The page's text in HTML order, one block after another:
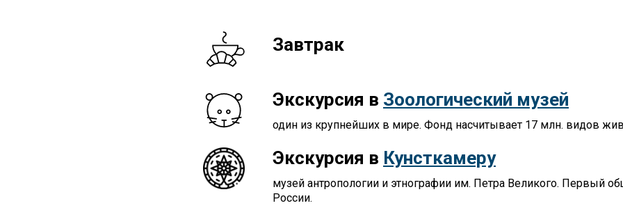
Завтрак
Экскурсия в Зоологический музей
один из крупнейших в мире. Фонд насчитывает 17 млн. видов
Экскурсия в Кунсткамеру
музей антропологии и этнографии им. Петра Великого. Первый
России.